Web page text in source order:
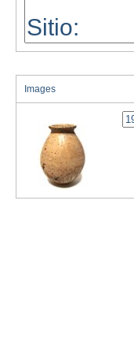
Images